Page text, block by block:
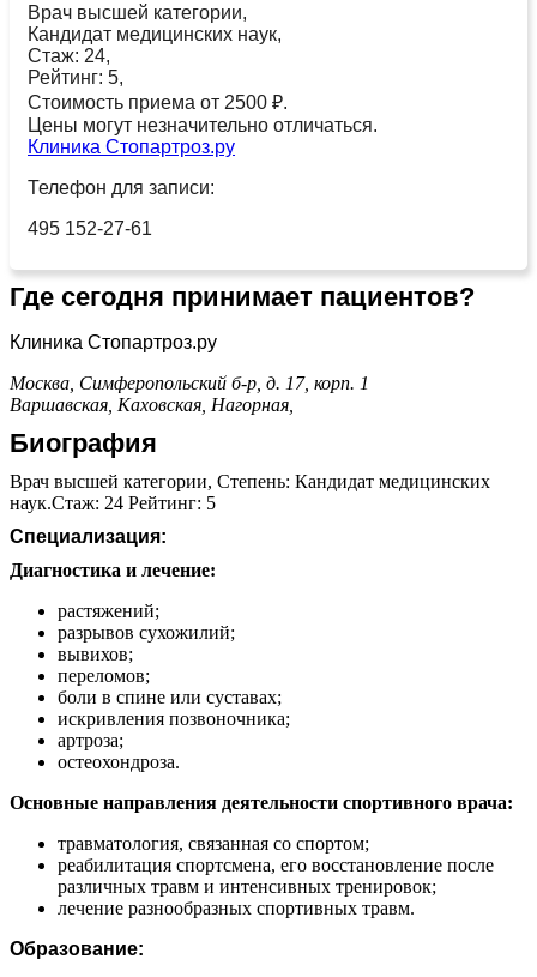
Врач высшей категории,
Кандидат медицинских наук,
Стаж: 24,
Рейтинг: 5,
Стоимость приема от 2500 ₽.
Цены могут незначительно отличаться.
Клиника Стопартроз.ру
Телефон для записи:
495 152-27-61
Где сегодня принимает пациентов?
Клиника Стопартроз.ру
Москва, Симферопольский б-р, д. 17, корп. 1
Варшавская, Каховская, Нагорная,
Биография
Врач высшей категории, Степень: Кандидат медицинских
наук.Стаж: 24 Рейтинг: 5
Специализация:
Диагностика и лечение:
растяжений;
разрывов сухожилий;
вывихов;
переломов;
боли в спине или суставах;
искривления позвоночника;
артроза;
остеохондроза.
Основные направления деятельности спортивного врача:
травматология, связанная со спортом;
реабилитация спортсмена, его восстановление после
различных травм и интенсивных тренировок;
лечение разнообразных спортивных травм.
Образование: